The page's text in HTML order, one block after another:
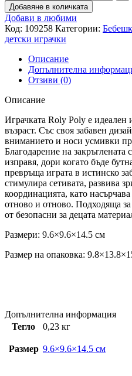
Добавяне в количката
Добави в любими
Код: 109258 Категории:
детски играчки
Описание
Допълнителна
Отзиви (0)
Описание
Играчката Roly Poly е идеален
възраст. Със своя забавен
вниманието и носи усмивки
Благодарение на закръглената
изправя, дори когато бъде
превръща играта в истинско
стимулира сетивата, развива
координацията, като
отново и отново. Подходяща за
от безопасни за децата
Размери: 9.6×9.6×14.5 см
Размер на опаковка:
Допълнителна информация
Тегло
0,23 кг
Размер 9.6×9.6×14.5 см